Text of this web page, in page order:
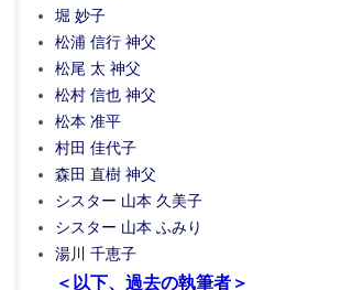
堀 妙子
松浦 信行 神父
松尾 太 神父
松村 信也 神父
松本 准平
村田 佳代子
森田 直樹 神父
シスター 山本 久美子
シスター 山本 ふみり
湯川 千恵子
＜以下、過去の執筆者＞